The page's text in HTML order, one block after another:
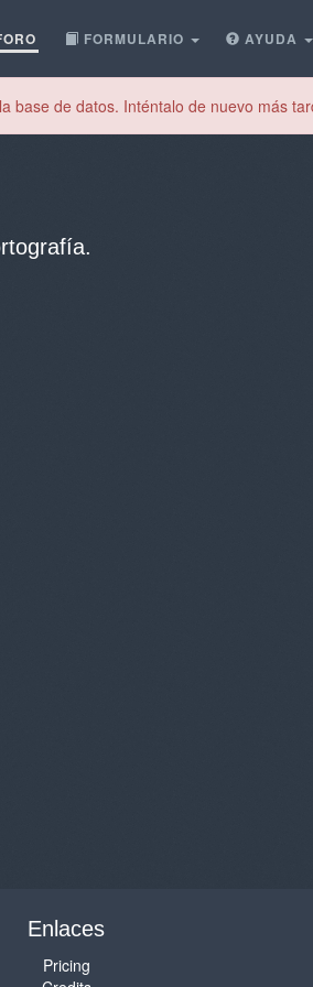
FORMULARIO AYUDA
base de datos. Inténtalo de nuevo más
Enlaces
Pricing